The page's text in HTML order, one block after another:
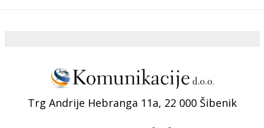
Trg Andrije Hebranga 11a, 22 000 Šibenik